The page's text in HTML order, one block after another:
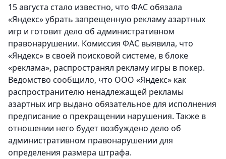
15 августа стало известно, что ФАС обязала
«Яндекс» убрать запрещенную рекламу азартных
игр и готовит дело об административном
правонарушении. Комиссия ФАС выявила, что
«Яндекс» в своей поисковой системе, в блоке
«реклама», распространял рекламу игры в покер.
Ведомство сообщило, что ООО «Яндекс» как
распространителю ненадлежащей рекламы
азартных игр выдано обязательное для исполнения
предписание о прекращении нарушения. Также в
отношении него будет возбуждено дело об
административном правонарушении для
определения размера штрафа.